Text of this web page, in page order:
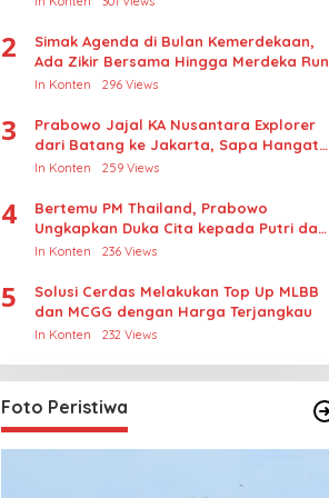
2
Simak Agenda di Bulan Kemerdekaan,
Ada Zikir Bersama Hingga Merdeka Run
In Konten 296 Views
3
Prabowo Jajal KA Nusantara Explorer
dari Batang ke Jakarta, Sapa Hangat
Warga
In Konten 259 Views
4
Bertemu PM Thailand, Prabowo
Ungkapkan Duka Cita kepada Putri dan
Selamat Ulang Tahun ke Raja Thailand
In Konten 236 Views
5
Solusi Cerdas Melakukan Top Up MLBB
dan MCGG dengan Harga Terjangkau
In Konten 232 Views
Foto Peristiwa